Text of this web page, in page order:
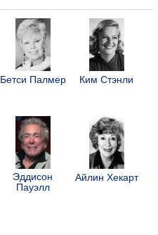
Бетси Палмер Ким Стэнли
Эддисон
Пауэлл
Айлин Хекарт